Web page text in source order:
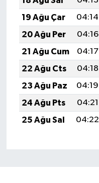
19 Ağu Çar
04:14
20 Ağu Per
04:16
21 Ağu Cum
04:17
22 Ağu Cts
04:18
23 Ağu Paz
04:19
24 Ağu Pts
04:21
25 Ağu Sal
04:22